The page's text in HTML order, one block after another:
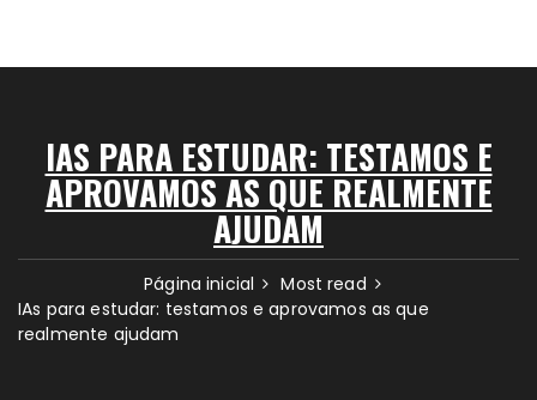
IAS PARA ESTUDAR: TESTAMOS E
APROVAMOS AS QUE REALMENTE
AJUDAM
Página inicial
Most read
IAs para estudar: testamos e aprovamos as que
realmente ajudam